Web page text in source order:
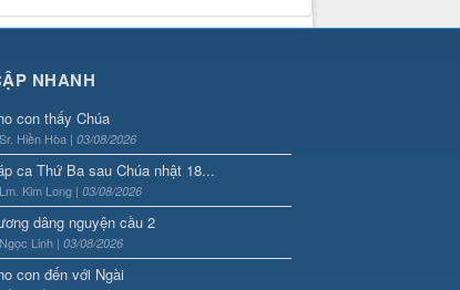
NHANH
con thấy Chúa
Sr. Hiền Hòa | 03/08/2026
ca Thứ Ba sau Chúa nhật 18...
Lm. Kim Long | 03/08/2026
dâng nguyện cầu 2
Ngọc Linh | 03/08/2026
con đến với Ngài